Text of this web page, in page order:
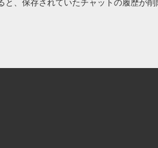
、保存されていたチャットの履歴が削